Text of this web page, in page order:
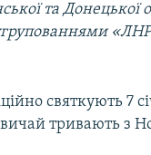
та Донецької
святкують 7
тривають з